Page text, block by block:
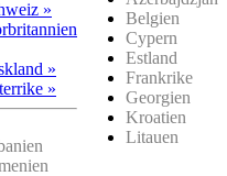
»
»
»
Belgien
Cypern
Estland
Frankrike
Georgien
Kroatien
Litauen